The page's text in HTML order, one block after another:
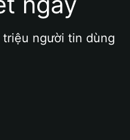
người tin dùng